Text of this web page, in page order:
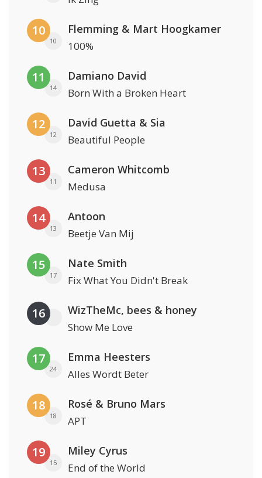
10
10
Flemming & Mart Hoogkamer
100%
11
14
Damiano David
Born With a Broken Heart
12
12
David Guetta & Sia
Beautiful People
13
11
Cameron Whitcomb
Medusa
14
13
Antoon
Beetje Van Mij
15
17
Nate Smith
Fix What You Didn't Break
16 WizTheMc, bees & honey
Show Me Love
17
24
Emma Heesters
Alles Wordt Beter
18
18
Rosé & Bruno Mars
APT
19
15
Miley Cyrus
End of the World